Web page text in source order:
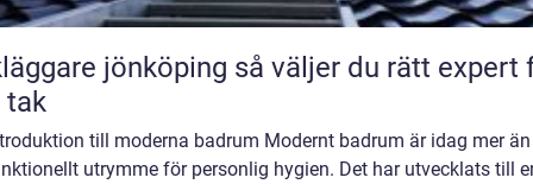
jönköping så väljer du rätt expert för
till moderna badrum Modernt badrum är idag mer
utrymme för personlig hygien. Det har utvecklats till